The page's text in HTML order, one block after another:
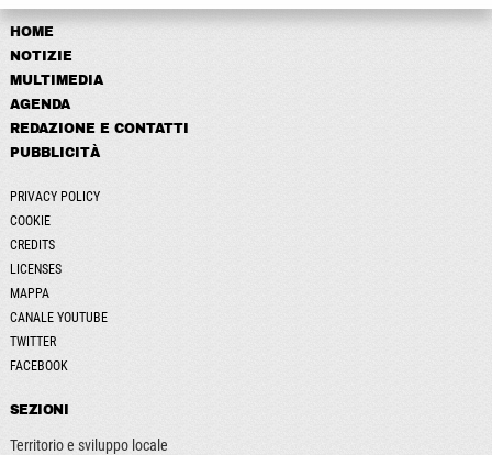
HOME
NOTIZIE
MULTIMEDIA
AGENDA
REDAZIONE E CONTATTI
PUBBLICITÀ
PRIVACY POLICY
COOKIE
CREDITS
LICENSES
MAPPA
CANALE YOUTUBE
TWITTER
FACEBOOK
SEZIONI
Territorio e sviluppo locale